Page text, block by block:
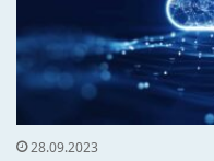
28.09.2023